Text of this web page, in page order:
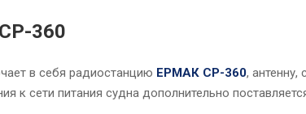
360
в себя радиостанцию ЕРМАК CP-360, антенну,
к сети питания судна дополнительно